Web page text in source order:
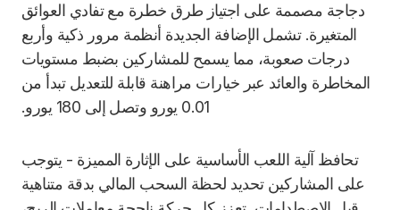
دجاجة مصممة على اجتياز طرق خطرة مع تفادي العوائق
المتغيرة. تشمل الإضافة الجديدة أنظمة مرور ذكية وأربع
درجات صعوبة، مما يسمح للمشاركين بضبط مستويات
المخاطرة والعائد عبر خيارات مراهنة قابلة للتعديل تبدأ من
0.01 يورو وتصل إلى 180 يورو.
تحافظ آلية اللعب الأساسية على الإثارة المميزة - يتوجب
على المشاركين تحديد لحظة السحب المالي بدقة متناهية